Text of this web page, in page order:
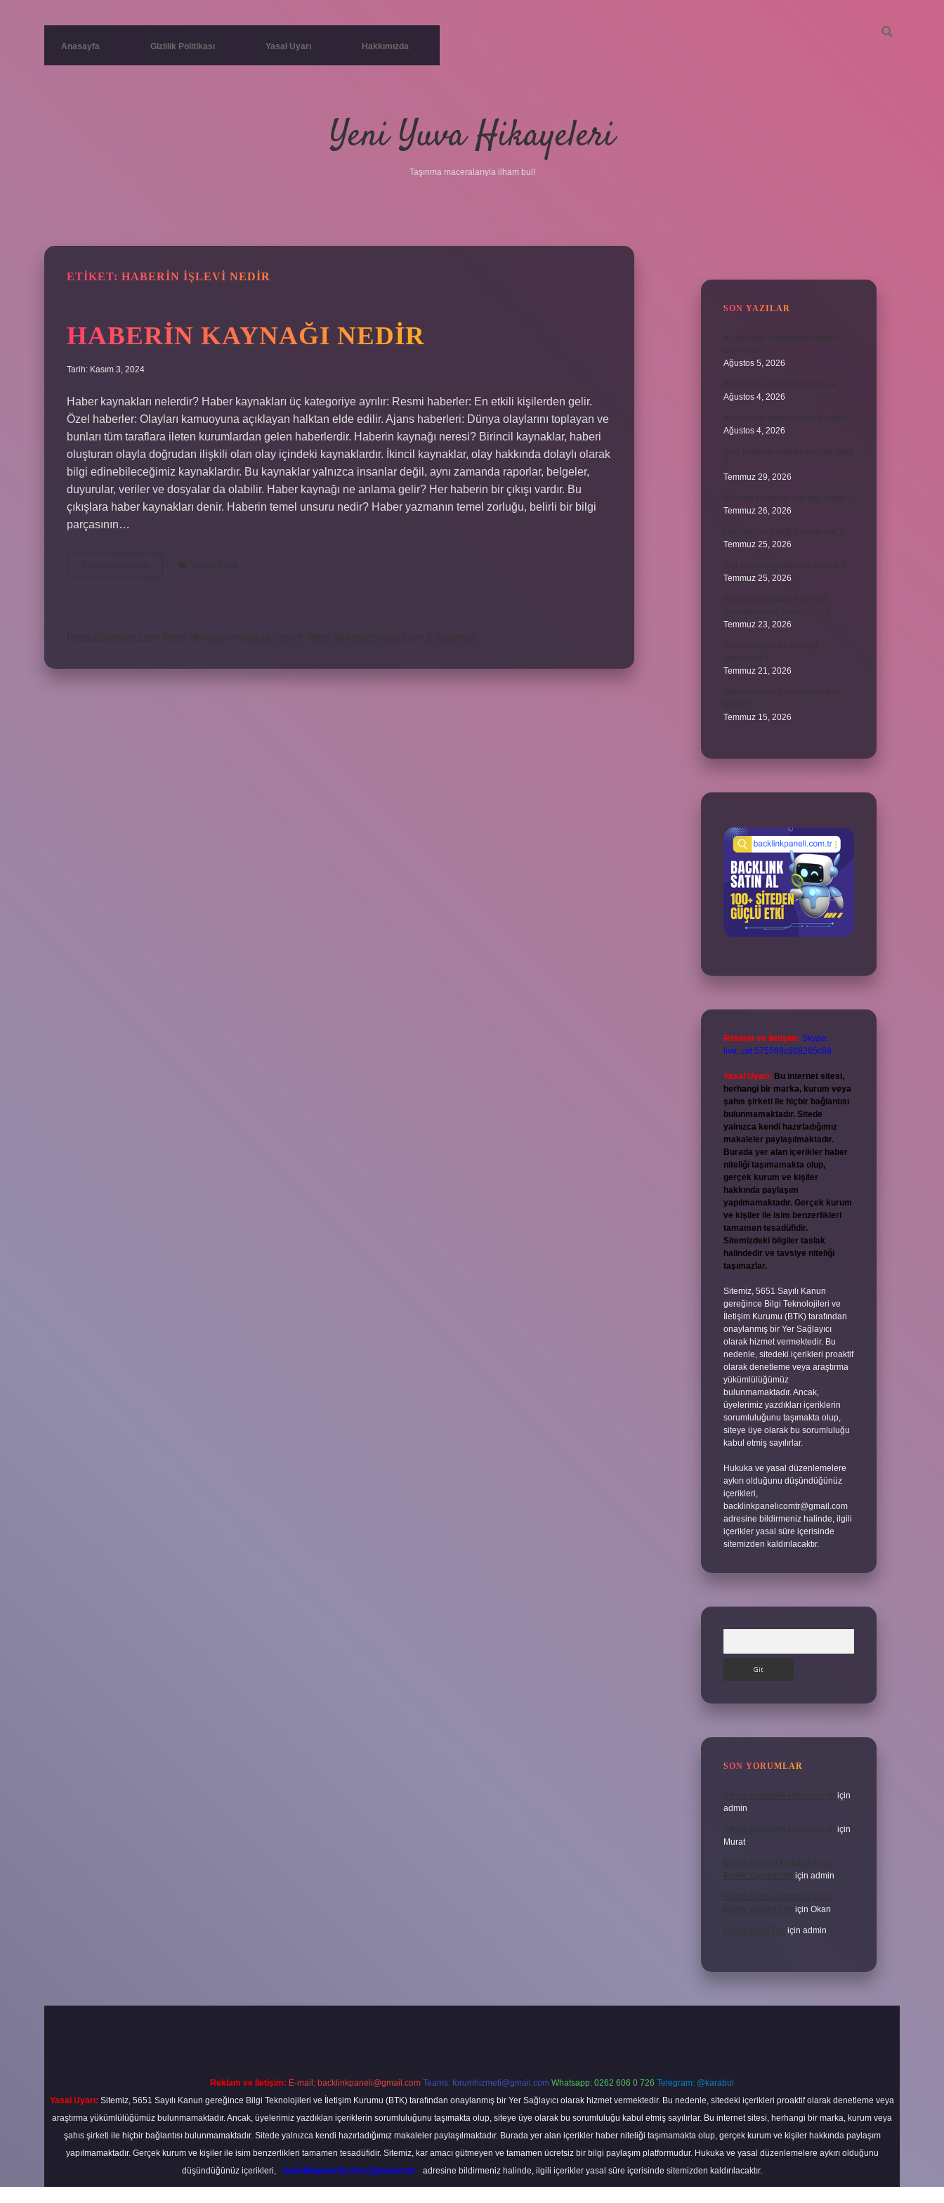
Anasayfa Gizlilik Politikası Yasal Uyarı Hakkımızda
Yeni Yuva Hikayeleri
Taşınma maceralarıyla ilham bul!
ETIKET: HABERIN IŞLEVI NEDIR
HABERIN KAYNAĞI NEDIR
Tarih: Kasım 3, 2024
Haber kaynakları nelerdir? Haber kaynakları üç kategoriye ayrılır: Resmi haberler: En etkili kişilerden gelir.
Özel haberler: Olayları kamuoyuna açıklayan halktan elde edilir. Ajans haberleri: Dünya olaylarını toplayan ve
bunları tüm taraflara ileten kurumlardan gelen haberlerdir. Haberin kaynağı neresi? Birincil kaynaklar, haberi
oluşturan olayla doğrudan ilişkili olan olay içindeki kaynaklardır. İkincil kaynaklar, olay hakkında dolaylı olarak
bilgi edinebileceğimiz kaynaklardır. Bu kaynaklar yalnızca insanlar değil, aynı zamanda raporlar, belgeler,
duyurular, veriler ve dosyalar da olabilir. Haber kaynağı ne anlama gelir? Her haberin bir çıkışı vardır. Bu
çıkışlara haber kaynakları denir. Haberin temel unsuru nedir? Haber yazmanın temel zorluğu, belirli bir bilgi
parçasının…
SON YAZILAR
Ağustos 5, 2026
Ağustos 4, 2026
Ağustos 4, 2026
Temmuz 29, 2026
Temmuz 26, 2026
Temmuz 25, 2026
Temmuz 25, 2026
Temmuz 23, 2026
Temmuz 21, 2026
Temmuz 15, 2026
Reklam ve İletişim: Skype:
live:.cid.575569c608265c69
Yasal Uyarı: Bu internet sitesi,
herhangi bir marka, kurum veya
şahıs şirketi ile hiçbir bağlantısı
bulunmamaktadır. Sitede
yalnızca kendi hazırladığımız
makaleler paylaşılmaktadır.
Burada yer alan içerikler haber
niteliği taşımamakta olup,
gerçek kurum ve kişiler
hakkında paylaşım
yapılmamaktadır. Gerçek kurum
ve kişiler ile isim benzerlikleri
tamamen tesadüfidir.
Sitemizdeki bilgiler taslak
halindedir ve tavsiye niteliği
taşımazlar.
Sitemiz, 5651 Sayılı Kanun
gereğince Bilgi Teknolojileri ve
İletişim Kurumu (BTK) tarafından
onaylanmış bir Yer Sağlayıcı
olarak hizmet vermektedir. Bu
nedenle, sitedeki içerikleri proaktif
olarak denetleme veya araştırma
yükümlülüğümüz
bulunmamaktadır. Ancak,
üyelerimiz yazdıkları içeriklerin
sorumluluğunu taşımakta olup,
siteye üye olarak bu sorumluluğu
kabul etmiş sayılırlar.
Hukuka ve yasal düzenlemelere
aykırı olduğunu düşündüğünüz
içerikleri,
backlinkpanelicomtr@gmail.com
adresine bildirmeniz halinde, ilgili
içerikler yasal süre içerisinde
sitemizden kaldırılacaktır.
SON YORUMLAR
3 Aylık Hamilelik Hissedilir Mi
için
admin
3 Aylık Hamilelik Hissedilir Mi için
Murat
Eşinin Rızası Olmadan Ikinci
Evlilik Yapabilir Mi için admin
Eşinin Rızası Olmadan Ikinci
Evlilik Yapabilir Mi için Okan
Haşat Nedir Tdk için admin
Reklam ve İletişim: E-mail: backlinkpaneli@gmail.com Teams: forumhizmeti@gmail.com Whatsapp: 0262 606 0 726 Telegram: @karabul
Yasal Uyarı: Sitemiz, 5651 Sayılı Kanun gereğince Bilgi Teknolojileri ve İletişim Kurumu (BTK) tarafından onaylanmış bir Yer Sağlayıcı olarak hizmet vermektedir. Bu nedenle, sitedeki içerikleri proaktif olarak denetleme veya
araştırma yükümlülüğümüz bulunmamaktadır. Ancak, üyelerimiz yazdıkları içeriklerin sorumluluğunu taşımakta olup, siteye üye olarak bu sorumluluğu kabul etmiş sayılırlar. Bu internet sitesi, herhangi bir marka, kurum veya
şahıs şirketi ile hiçbir bağlantısı bulunmamaktadır. Sitede yalnızca kendi hazırladığımız makaleler paylaşılmaktadır. Burada yer alan içerikler haber niteliği taşımamakta olup, gerçek kurum ve kişiler hakkında paylaşım
yapılmamaktadır. Gerçek kurum ve kişiler ile isim benzerlikleri tamamen tesadüfidir. Sitemiz, kar amacı gütmeyen ve tamamen ücretsiz bir bilgi paylaşım platformudur. Hukuka ve yasal düzenlemelere aykırı olduğunu
düşündüğünüz içerikleri,
backlinkpanelicomtr@gmail.com adresine bildirmeniz halinde, ilgili içerikler yasal süre içerisinde sitemizden kaldırılacaktır.